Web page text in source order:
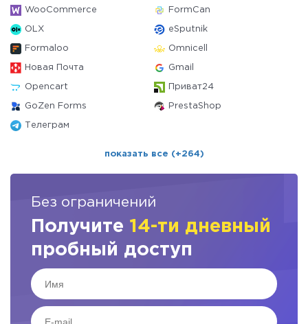
WooCommerce FormCan
OLX eSputnik
Formaloo Omnicell
Новая Почта Gmail
Opencart Приват24
GoZen Forms PrestaShop
Телеграм
показать все (+264)
Без ограничений
Получите 14-ти дневный
пробный доступ